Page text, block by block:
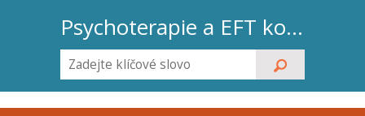
Psychoterapie a EFT koučink